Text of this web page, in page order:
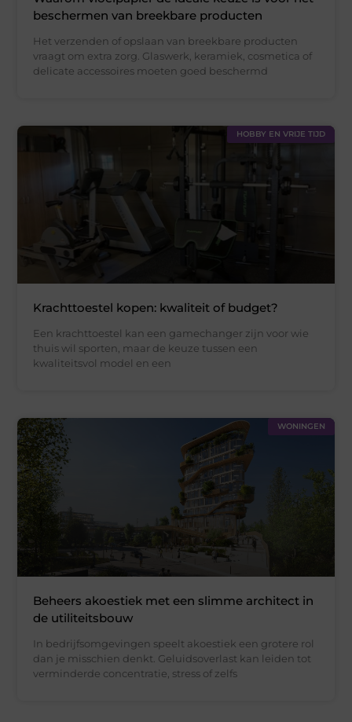
beschermen van breekbare producten
Het verzenden of opslaan van breekbare producten
vraagt om extra zorg. Glaswerk, keramiek, cosmetica of
delicate accessoires moeten goed beschermd
HOBBY EN VRIJE TIJD
Krachttoestel kopen: kwaliteit of budget?
Een krachttoestel kan een gamechanger zijn voor wie
thuis wil sporten, maar de keuze tussen een
kwaliteitsvol model en een
WONINGEN
Beheers akoestiek met een slimme architect in
de utiliteitsbouw
In bedrijfsomgevingen speelt akoestiek een grotere rol
dan je misschien denkt. Geluidsoverlast kan leiden tot
verminderde concentratie, stress of zelfs